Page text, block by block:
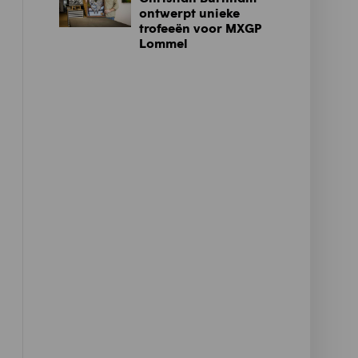
ontwerpt unieke
trofeeën voor MXGP
Lommel